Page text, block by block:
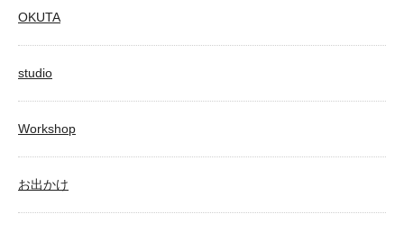
OKUTA
studio
Workshop
お出かけ